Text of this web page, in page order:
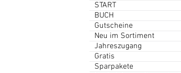
START
BUCH
Gutscheine
Neu im Sortiment
Jahreszugang
Gratis
Sparpakete